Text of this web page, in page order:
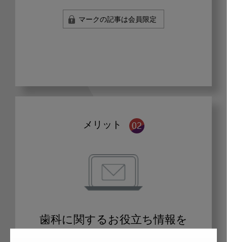
マークの記事は会員限定
メリット
歯科に関するお役立ち情報を